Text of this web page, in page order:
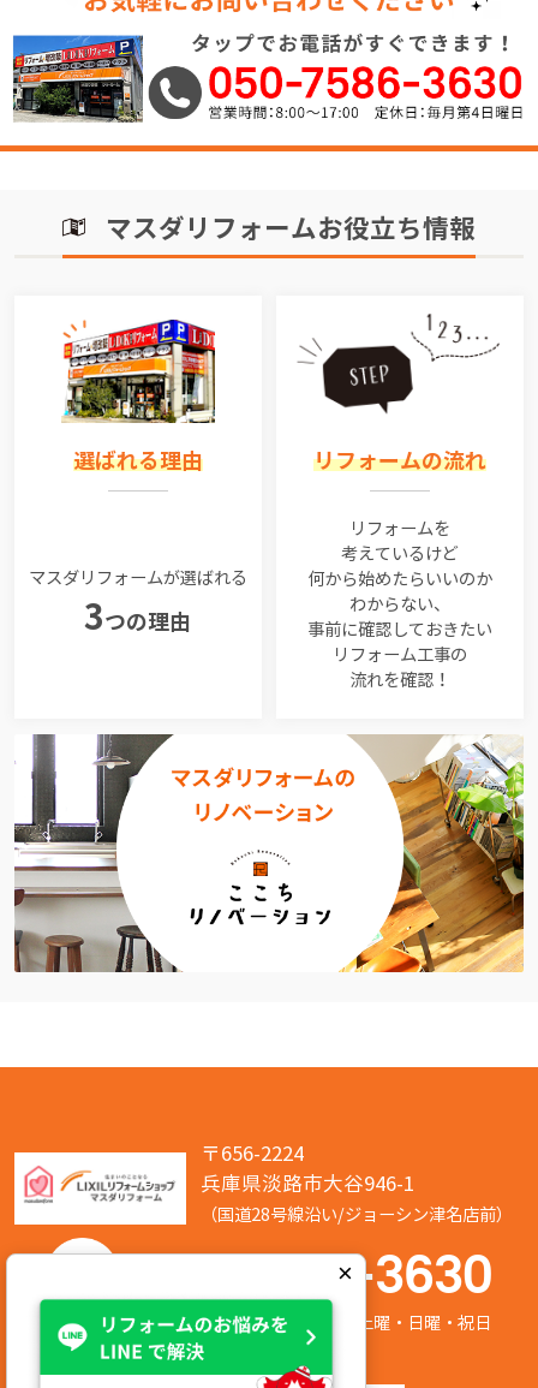
マスダリフォームお役立ち情報
選ばれる理由
マスダリフォームが選ばれる
3つの理由
リフォームの流れ
リフォームを
考えているけど
何から始めたらいいのか
わからない、
事前に確認しておきたい
リフォーム工事の
流れを確認！
〒656-2224
兵庫県淡路市大谷946-1
（国道28号線沿い/ジョーシン津名店前）
050-7586-3630
営業時間:8:00～17:00 定休日:第2/第4土曜・日曜・祝日
×